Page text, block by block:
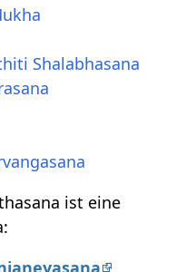
Shalabhasana
ist eine